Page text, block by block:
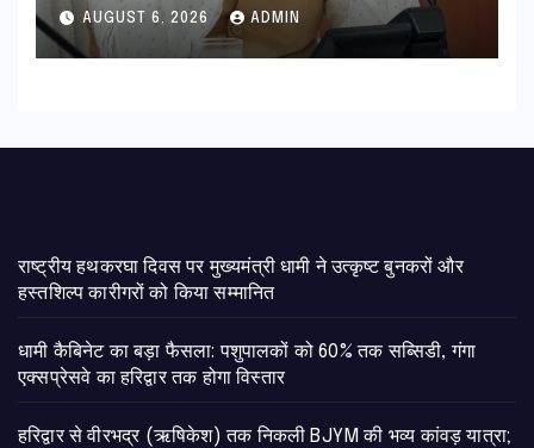
शीघ्र खोला जाए, लोगों को न हो दिक्कत
AUGUST 6, 2026 ADMIN
राष्ट्रीय हथकरघा दिवस पर मुख्यमंत्री धामी ने उत्कृष्ट बुनकरों और
हस्तशिल्प कारीगरों को किया सम्मानित
​धामी कैबिनेट का बड़ा फैसला: पशुपालकों को 60% तक सब्सिडी, गंगा
एक्सप्रेसवे का हरिद्वार तक होगा विस्तार
​हरिद्वार से वीरभद्र (ऋषिकेश) तक निकली BJYM की भव्य कांवड़ यात्रा;